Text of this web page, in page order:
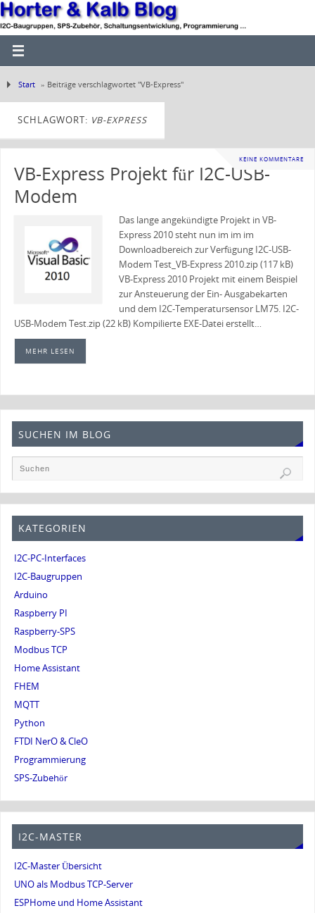
Start » Beiträge verschlagwortet "VB-Express"
SCHLAGWORT: VB-EXPRESS
KEINE KOMMENTARE
VB-Express Projekt für I2C-USB-
Modem
Das lange angekündigte Projekt in VB-
Express 2010 steht nun im im im
Downloadbereich zur Verfügung I2C-USB-
Modem Test_VB-Express 2010.zip (117 kB)
VB-Express 2010 Projekt mit einem Beispiel
zur Ansteuerung der Ein- Ausgabekarten
und dem I2C-Temperatursensor LM75. I2C-
USB-Modem Test.zip (22 kB) Kompilierte EXE-Datei erstellt…
MEHR LESEN
SUCHEN IM BLOG
KATEGORIEN
I2C-PC-Interfaces
I2C-Baugruppen
Arduino
Raspberry PI
Raspberry-SPS
Modbus TCP
Home Assistant
FHEM
MQTT
Python
FTDI NerO & CleO
Programmierung
SPS-Zubehör
I2C-MASTER
I2C-Master Übersicht
UNO als Modbus TCP-Server
ESPHome und Home Assistant